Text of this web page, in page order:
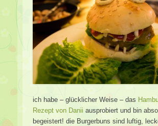
ich habe – glücklicher Weise – das
Rezept von Danii ausprobiert und bin
begeistert! die Burgerbuns sind luftig,